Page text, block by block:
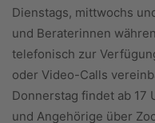
Dienstags, mittwochs
und Beraterinnen
telefonisch zur
oder Video-Calls
Donnerstag findet ab 17
und Angehörige über